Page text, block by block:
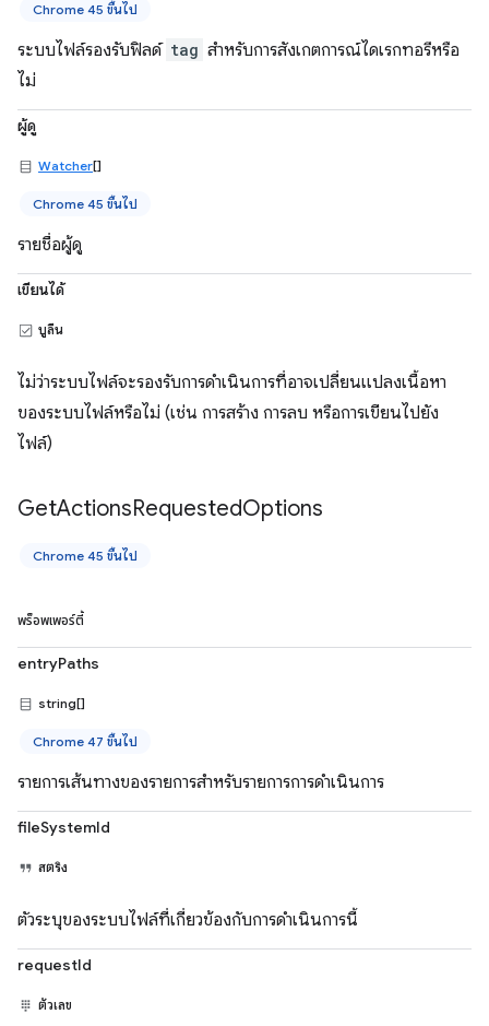
Chrome 45 ขึ้นไป
ระบบไฟล์รองรับฟิลด์ tag สำหรับการสังเกตการณ์ไดเรกทอรีหรือ
ไม่
ผู้ดู
Watcher[]
Chrome 45 ขึ้นไป
รายชื่อผู้ดู
เขียนได้
บูลีน
ไม่ว่าระบบไฟล์จะรองรับการดำเนินการที่อาจเปลี่ยนแปลงเนื้อหา
ของระบบไฟล์หรือไม่ (เช่น การสร้าง การลบ หรือการเขียนไปยัง
ไฟล์)
GetActionsRequestedOptions
Chrome 45 ขึ้นไป
พร็อพเพอร์ตี้
entryPaths
string[]
Chrome 47 ขึ้นไป
รายการเส้นทางของรายการสำหรับรายการการดำเนินการ
fileSystemId
สตริง
ตัวระบุของระบบไฟล์ที่เกี่ยวข้องกับการดำเนินการนี้
requestId
ตัวเลข